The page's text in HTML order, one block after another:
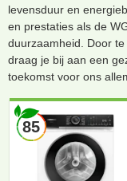
levensduur en
en prestaties als de
duurzaamheid. Door
draag je bij aan een
toekomst voor ons
85